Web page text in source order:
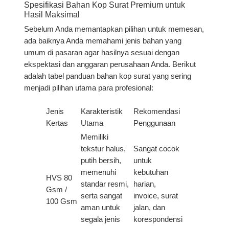
Spesifikasi Bahan Kop Surat Premium untuk
Hasil Maksimal
Sebelum Anda memantapkan pilihan untuk memesan,
ada baiknya Anda memahami jenis bahan yang
umum di pasaran agar hasilnya sesuai dengan
ekspektasi dan anggaran perusahaan Anda. Berikut
adalah tabel panduan bahan kop surat yang sering
menjadi pilihan utama para profesional:
Jenis
Kertas
Karakteristik
Utama
Rekomendasi
Penggunaan
HVS 80
Gsm /
100 Gsm
Memiliki
tekstur halus,
putih bersih,
memenuhi
standar resmi,
serta sangat
aman untuk
segala jenis
Sangat cocok
untuk
kebutuhan
harian,
invoice, surat
jalan, dan
korespondensi